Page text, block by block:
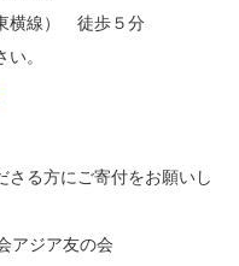
線） 徒歩５分
。
る方にご寄付をお願いし
ジア友の会